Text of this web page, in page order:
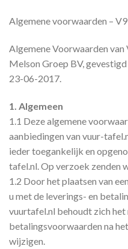
Algemene voorwaarden –
Algemene Voorwaarden
Melson Groep BV,
23-06-2017.
1. Algemeen
1.1 Deze algemene
aanbiedingen van vuur-
ieder toegankelijk en
tafel.nl. Op verzoek zenden
1.2 Door het plaatsen van
u met de leverings- en
vuurtafel.nl behoudt zich
betalingsvoorwaarden na
wijzigen.